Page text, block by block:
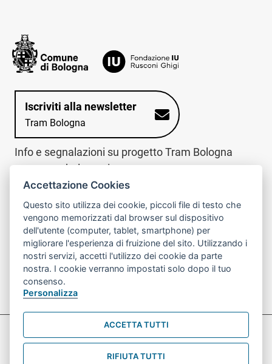
Iscriviti alla newsletter
Tram Bologna
Info e segnalazioni su progetto Tram Bologna
www.trambologna.it
trova infopoint sulla mappa interattiva
Trova l'infopoint
più vicino
telefona al call center
Chiama il call
center
800078611
Contatto cantiere per emergenze nei giorni festivi
o nelle ore notturne:366 65 36 063
Preferenze Cookie prova
Informativa sul trattamento dei dati personali
Accettazione Cookies
Questo sito utilizza dei cookie, piccoli file di testo che
vengono memorizzati dal browser sul dispositivo
dell'utente (computer, tablet, smartphone) per
migliorare l'esperienza di fruizione del sito. Utilizzando i
nostri servizi, accetti l'utilizzo dei cookie da parte
nostra. I cookie verranno impostati solo dopo il tuo
consenso.
Personalizza
ACCETTA TUTTI
RIFIUTA TUTTI